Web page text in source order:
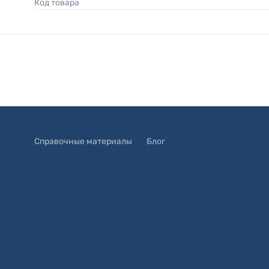
Код товара
Справочные материалы Блог